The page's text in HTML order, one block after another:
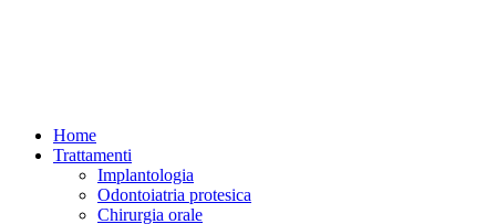
Home
Trattamenti
Implantologia
Odontoiatria protesica
Chirurgia orale